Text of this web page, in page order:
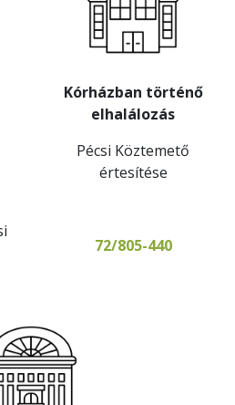
Kórházban történő
elhalálozás
Pécsi Köztemető
értesítése
72/805-440